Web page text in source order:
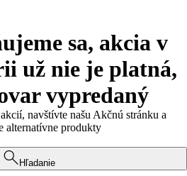
sa, akcia v
už nie je platná,
vypredaný
navštívte našu Akčnú stránku a
alternatívne produkty
Hľadanie